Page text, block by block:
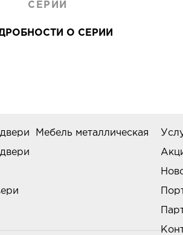
СЕРИИ
О СЕРИИ
Мебель металлическая